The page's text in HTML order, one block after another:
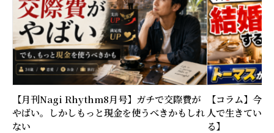
【月刊Nagi Rhythm8月号】ガチで交際費が
やばい。しかしもっと現金を使うべきかもしれ
ない
【コラム】今
人で生きてい
る】